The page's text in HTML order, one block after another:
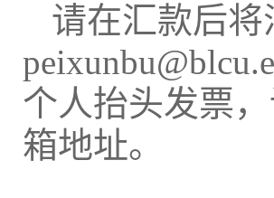
请在汇款后
个人抬头发票
箱地址。